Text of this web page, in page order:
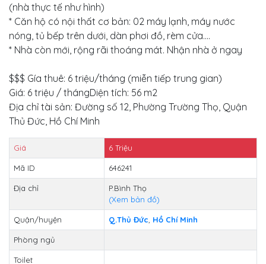
(nhà thực tế như hình)
* Căn hộ có nội thất cơ bản: 02 máy lạnh, máy nước
nóng, tủ bếp trên dưới, dàn phơi đồ, rèm cửa....
* Nhà còn mới, rộng rãi thoáng mát. Nhận nhà ở ngay
$$$ Gía thuê: 6 triệu/tháng (miễn tiếp trung gian)
Giá: 6 triệu / thángDiện tích: 56 m2
Địa chỉ tài sản: Đường số 12, Phường Trường Thọ, Quận
Thủ Đức, Hồ Chí Minh
Giá 6 Triệu
Mã ID 646241
Địa chỉ
P.Bình Thọ
(Xem bản đồ)
Quận/huyện Q.Thủ Đức Hồ Chí Minh
Phòng ngủ
Toilet